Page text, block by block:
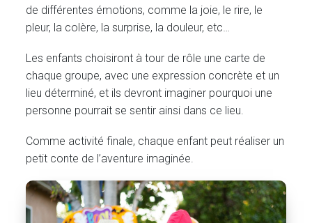
de différentes émotions, comme la joie, le rire, le
pleur, la colère, la surprise, la douleur, etc…
Les enfants choisiront à tour de rôle une carte de
chaque groupe, avec une expression concrète et un
lieu déterminé, et ils devront imaginer pourquoi une
personne pourrait se sentir ainsi dans ce lieu.
Comme activité finale, chaque enfant peut réaliser un
petit conte de l’aventure imaginée.